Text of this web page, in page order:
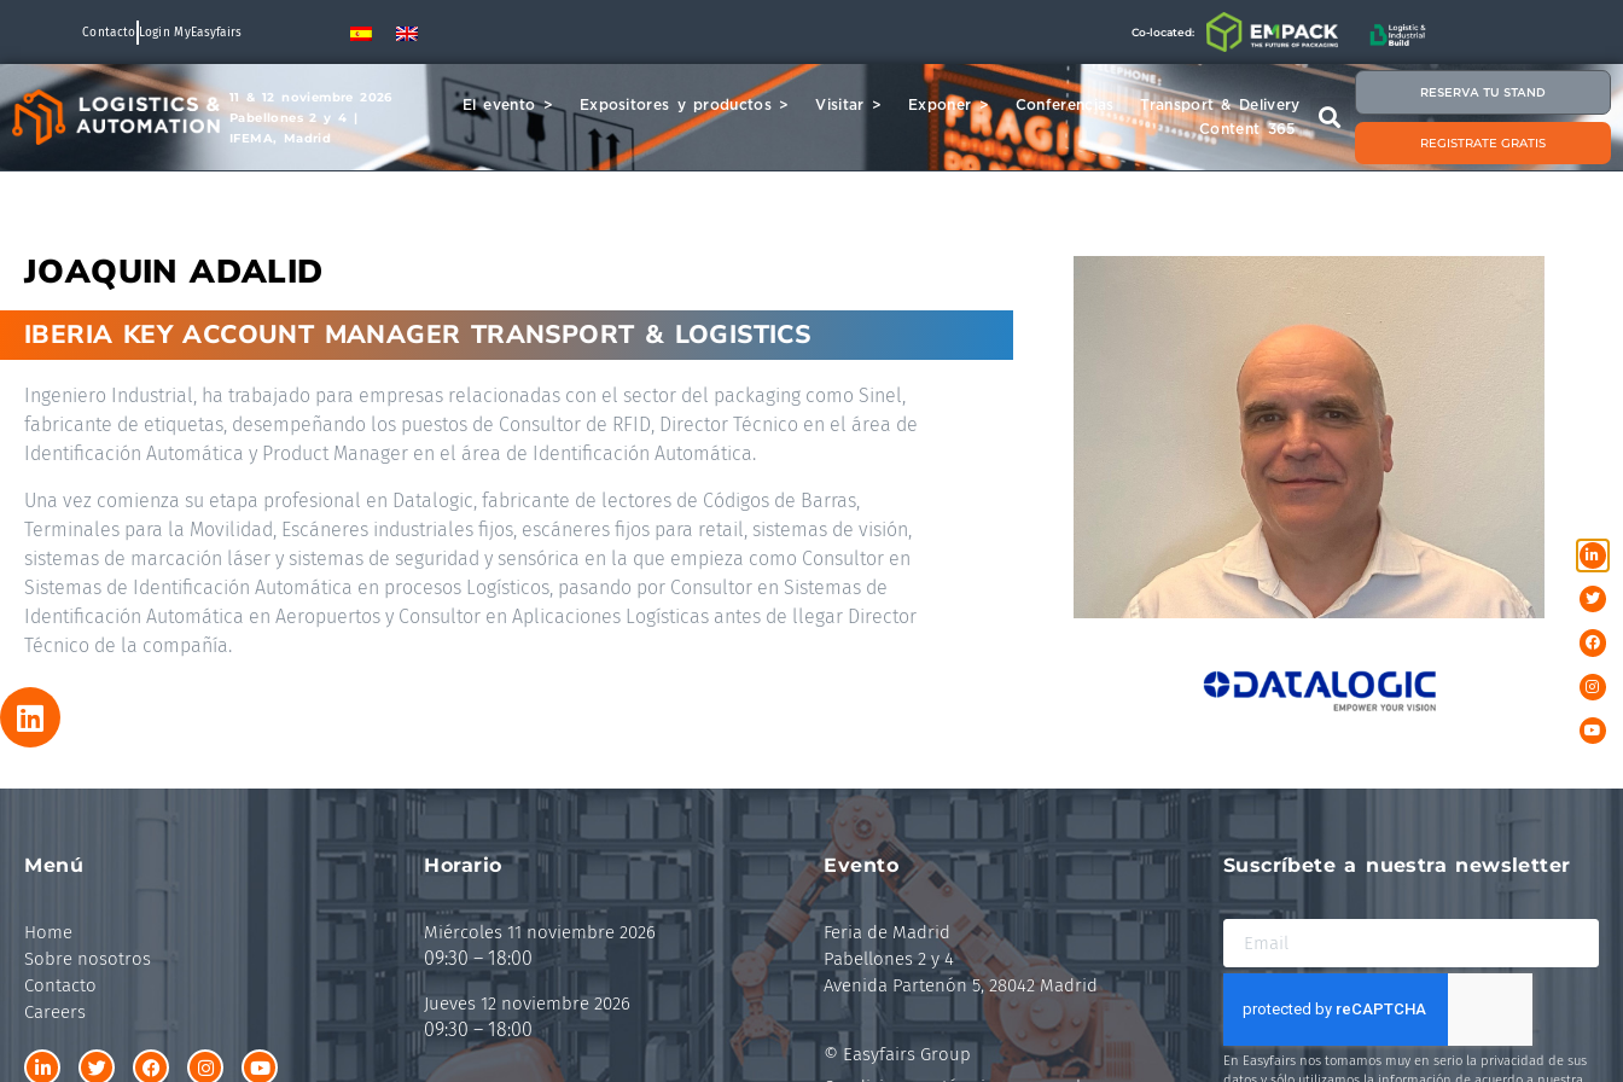
Contacto Login MyEasyfairs Co-located:
11 & 12 noviembre 2026
Pabellones 2 y 4 |
IFEMA, Madrid
El evento > Expositores y productos > Visitar > Exponer > Conferencias
Transport & Delivery
Content 365
RESERVA TU STAND
REGISTRATE GRATIS
JOAQUIN ADALID
IBERIA KEY ACCOUNT MANAGER TRANSPORT & LOGISTICS
Ingeniero Industrial, ha trabajado para empresas relacionadas con el sector del packaging como Sinel,
fabricante de etiquetas, desempeñando los puestos de Consultor de RFID, Director Técnico en el área de
Identificación Automática y Product Manager en el área de Identificación Automática.
Una vez comienza su etapa profesional en Datalogic, fabricante de lectores de Códigos de Barras,
Terminales para la Movilidad, Escáneres industriales fijos, escáneres fijos para retail, sistemas de visión,
sistemas de marcación láser y sistemas de seguridad y sensórica en la que empieza como Consultor en
Sistemas de Identificación Automática en procesos Logísticos, pasando por Consultor en Sistemas de
Identificación Automática en Aeropuertos y Consultor en Aplicaciones Logísticas antes de llegar Director
Técnico de la compañía.
JOAQUIN ADALID
Menú
Home
Sobre nosotros
Contacto
Careers
Horario
Miércoles 11 noviembre 2026
09:30 – 18:00
Jueves 12 noviembre 2026
09:30 – 18:00
Evento
Feria de Madrid
Pabellones 2 y 4
Avenida Partenón 5, 28042 Madrid
© Easyfairs Group
Suscríbete a nuestra newsletter
En Easyfairs nos tomamos muy en serio la privacidad de sus